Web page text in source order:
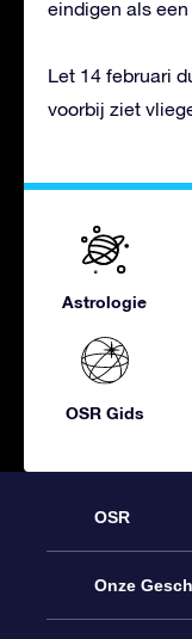
eindigen als
Let 14 februari
voorbij ziet
Astrologie
OSR Gids
OSR
Service
Onze